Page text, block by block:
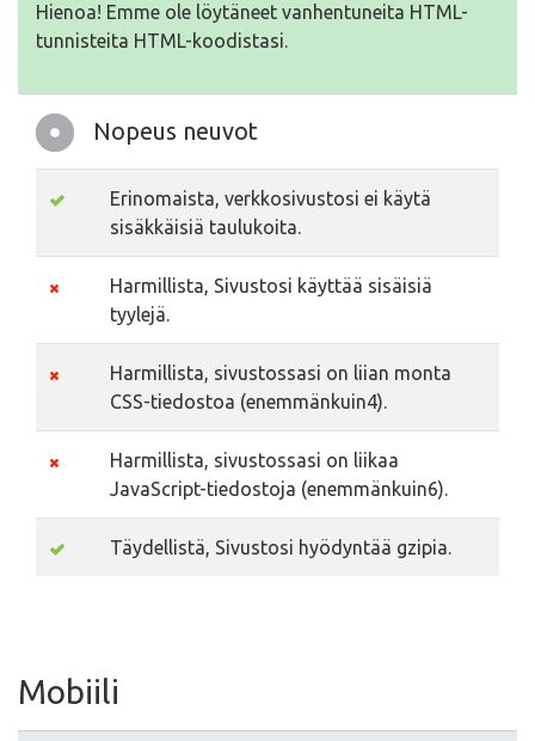
Hienoa! Emme ole löytäneet vanhentuneita HTML-
tunnisteita HTML-koodistasi.
Nopeus neuvot
Erinomaista, verkkosivustosi ei käytä
sisäkkäisiä taulukoita.
Harmillista, Sivustosi käyttää sisäisiä
tyylejä.
Harmillista, sivustossasi on liian monta
CSS-tiedostoa (enemmänkuin4).
Harmillista, sivustossasi on liikaa
JavaScript-tiedostoja (enemmänkuin6).
Täydellistä, Sivustosi hyödyntää gzipia.
Mobiili